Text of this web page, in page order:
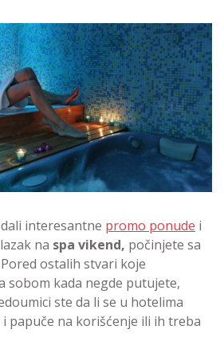
interesantne promo ponude i
na spa vikend, počinjete sa
ostalih stvari koje
sobom kada negde putujete,
ste da li se u hotelima
papuče na korišćenje ili ih treba